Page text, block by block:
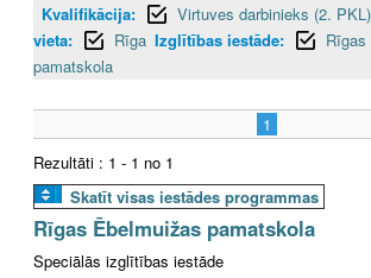
Kvalifikācija:
Virtuves darbinieks (2. PKL)
vieta:
Rīga Izglītības iestāde:
Rīgas
pamatskola
1
Rezultāti : 1 - 1 no 1
Skatīt visas iestādes programmas
Rīgas Ēbelmuižas pamatskola
Speciālās izglītības iestāde